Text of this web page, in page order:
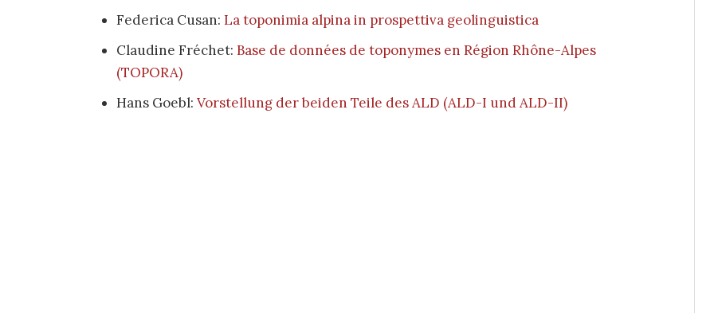
Federica Cusan: La toponimia alpina in prospettiva geolinguistica
Claudine Fréchet: Base de données de toponymes en Région Rhône-Alpes
(TOPORA)
Hans Goebl: Vorstellung der beiden Teile des ALD (ALD-I und ALD-II)